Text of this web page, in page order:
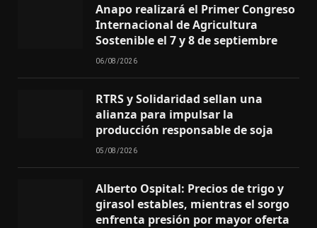
Anapo realizará el Primer Congreso
Internacional de Agricultura
Sostenible el 7 y 8 de septiembre
06/08/2026
RTRS y Solidaridad sellan una
alianza para impulsar la
producción responsable de soja
05/08/2026
Alberto Ospital: Precios de trigo y
girasol estables, mientras el sorgo
enfrenta presión por mayor oferta